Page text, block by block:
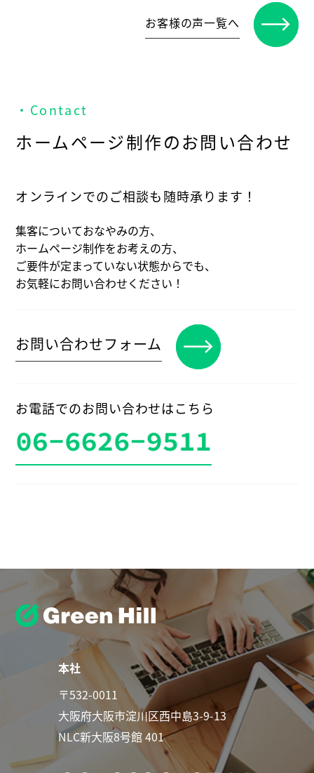
お客様の声一覧へ
・Contact
ホームページ制作のお問い合わせ
オンラインでのご相談も随時承ります！
集客についておなやみの方、
ホームページ制作をお考えの方、
ご要件が定まっていない状態からでも、
お気軽にお問い合わせください！
お問い合わせフォーム
お電話でのお問い合わせはこちら
本社
〒532-0011
大阪府大阪市淀川区西中島3-9-13
NLC新大阪8号館 401